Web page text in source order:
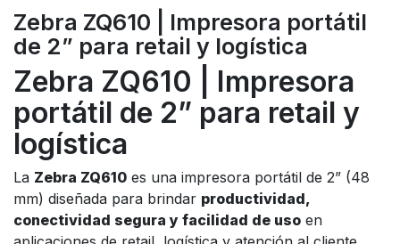
Zebra ZQ610 | Impresora portátil
de 2” para retail y logística
Zebra ZQ610 | Impresora
portátil de 2” para retail y
logística
La Zebra ZQ610 es una impresora portátil de 2” (48
mm) diseñada para brindar productividad,
conectividad segura y facilidad de uso en